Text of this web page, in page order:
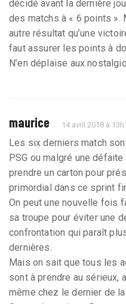
décidé avant la dernière
des matchs à « 6 points
autre résultat qu’une
faut assurer les points à
N’en déplaise aux
maurice 14 avril 2018 à
Les six derniers match
PSG ou malgré une
prendre un carton pour
primordial dans ce sprint
On peut une nouvelle fois
sa troupe pour éviter une
confrontation qui paraît
dernières.
Mais on sait que tous les
sont à prendre au sérieux,
même chez le dernier de